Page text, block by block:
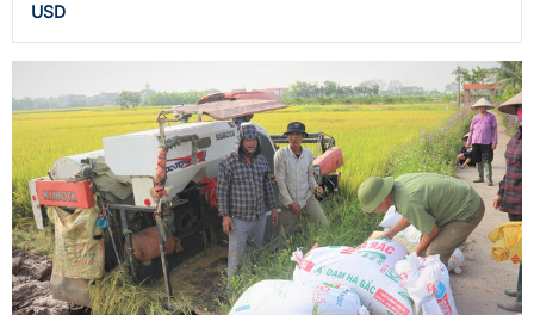
USD